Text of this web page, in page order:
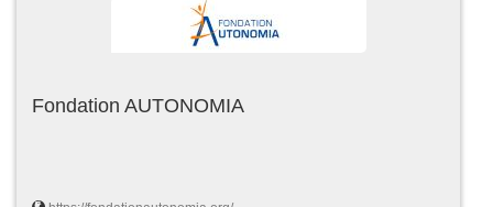
Fondation AUTONOMIA